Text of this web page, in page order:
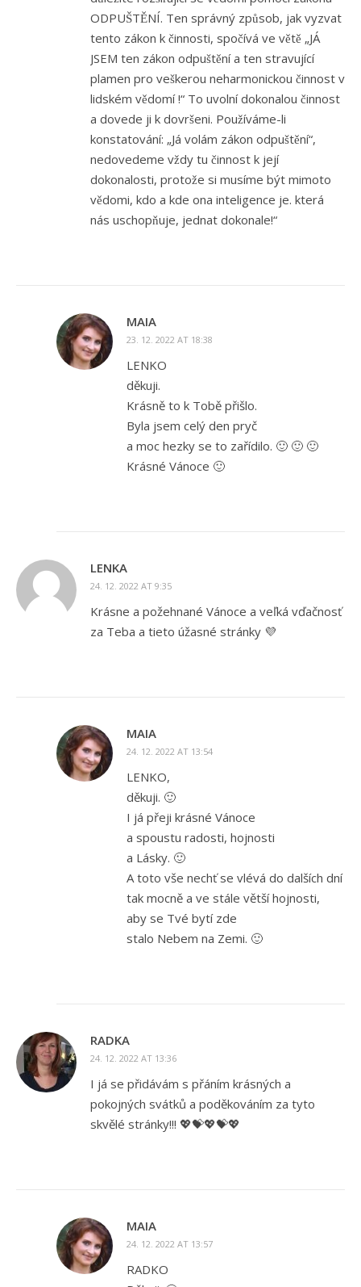
ODPUŠTĚNÍ. Ten správný způsob, jak vyzvat
tento zákon k činnosti, spočívá ve větě „JÁ
JSEM ten zákon odpuštění a ten stravující
plamen pro veškerou neharmonickou činnost v
lidském vědomí !“ To uvolní dokonalou činnost
a dovede ji k dovršeni. Používáme-li
konstatování: „Já volám zákon odpuštění“,
nedovedeme vždy tu činnost k její
dokonalosti, protože si musíme být mimoto
vědomi, kdo a kde ona inteligence je. která
nás uschopňuje, jednat dokonale!“
MAIA
23. 12. 2022 AT 18:38
LENKO
děkuji.
Krásně to k Tobě přišlo.
Byla jsem celý den pryč
a moc hezky se to zařídilo. 🙂 🙂 🙂
Krásné Vánoce 🙂
LENKA
24. 12. 2022 AT 9:35
Krásne a požehnané Vánoce a veľká vďačnosť
za Teba a tieto úžasné stránky 💜
MAIA
24. 12. 2022 AT 13:54
LENKO,
děkuji. 🙂
I já přeji krásné Vánoce
a spoustu radosti, hojnosti
a Lásky. 🙂
A toto vše nechť se vlévá do dalších dní
tak mocně a ve stále větší hojnosti,
aby se Tvé bytí zde
stalo Nebem na Zemi. 🙂
RADKA
24. 12. 2022 AT 13:36
I já se přidávám s přáním krásných a
pokojných svátků a poděkováním za tyto
skvělé stránky!!! 💖💝💖💝💖
MAIA
24. 12. 2022 AT 13:57
RADKO